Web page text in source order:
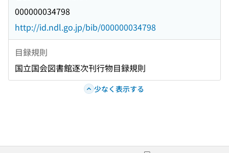
000000034798
http://id.ndl.go.jp/bib/000000034798
目録規則
国立国会図書館逐次刊行物目録規則
少なく表示する